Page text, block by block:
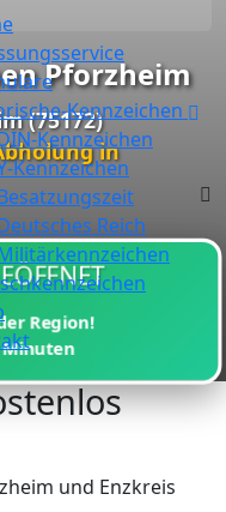
Kennzeichen
Kennzeichen
Kennzeichen
Reich
Pforzheim
(75172)
in
Region!
Minuten
und Enzkreis